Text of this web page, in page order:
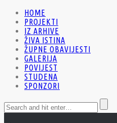
HOME
PROJEKTI
IZ ARHIVE
ŽIVA ISTINA
ŽUPNE OBAVIJESTI
GALERIJA
POVIJEST
STUDENA
SPONZORI